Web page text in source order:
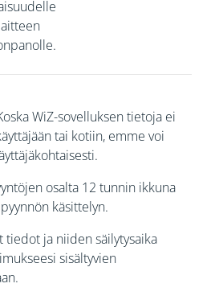
WiZ-sovelluksen tietoja ei
tai kotiin, emme voi
osalta 12 tunnin ikkuna
käsittelyn.
tiedot ja niiden säilytysaika
sisältyvien